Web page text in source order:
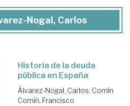
Nogal, Carlos
Historia de la deuda
pública en España
Álvarez-Nogal, Carlos; Comín
Comín, Francisco